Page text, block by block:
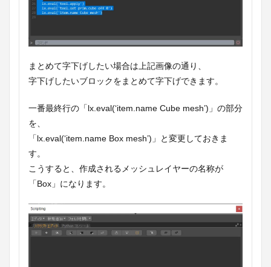
まとめて字下げしたい場合は上記画像の通り、
字下げしたいブロックをまとめて字下げできます。
一番最終行の「lx.eval(‘item.name Cube mesh’)」の部分
を、
「lx.eval(‘item.name Box mesh’)」と変更しておきま
す。
こうすると、作成されるメッシュレイヤーの名称が
「Box」になります。